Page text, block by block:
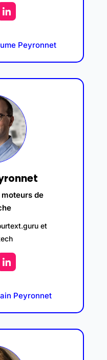
Peyronnet
de
et
Peyronnet